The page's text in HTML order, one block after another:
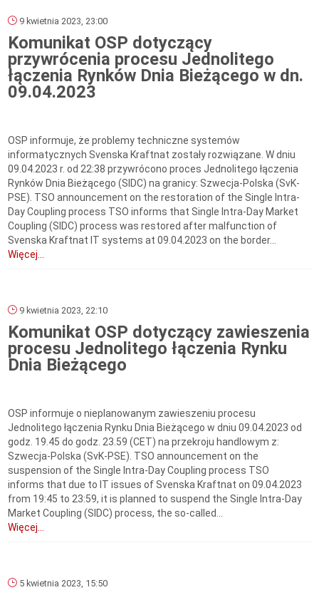
9 kwietnia 2023, 23:00
Komunikat OSP dotyczący
przywrócenia procesu Jednolitego
łączenia Rynków Dnia Bieżącego w dn.
09.04.2023
OSP informuje, że problemy techniczne systemów
informatycznych Svenska Kraftnat zostały rozwiązane. W dniu
09.04.2023 r. od 22:38 przywrócono proces Jednolitego łączenia
Rynków Dnia Bieżącego (SIDC) na granicy: Szwecja-Polska (SvK-
PSE). TSO announcement on the restoration of the Single Intra-
Day Coupling process TSO informs that Single Intra-Day Market
Coupling (SIDC) process was restored after malfunction of
Svenska Kraftnat IT systems at 09.04.2023 on the border...
Więcej...
9 kwietnia 2023, 22:10
Komunikat OSP dotyczący zawieszenia
procesu Jednolitego łączenia Rynku
Dnia Bieżącego
OSP informuje o nieplanowanym zawieszeniu procesu
Jednolitego łączenia Rynku Dnia Bieżącego w dniu 09.04.2023 od
godz. 19.45 do godz. 23.59 (CET) na przekroju handlowym z:
Szwecja-Polska (SvK-PSE). TSO announcement on the
suspension of the Single Intra-Day Coupling process TSO
informs that due to IT issues of Svenska Kraftnat on 09.04.2023
from 19:45 to 23:59, it is planned to suspend the Single Intra-Day
Market Coupling (SIDC) process, the so-called...
Więcej...
5 kwietnia 2023, 15:50